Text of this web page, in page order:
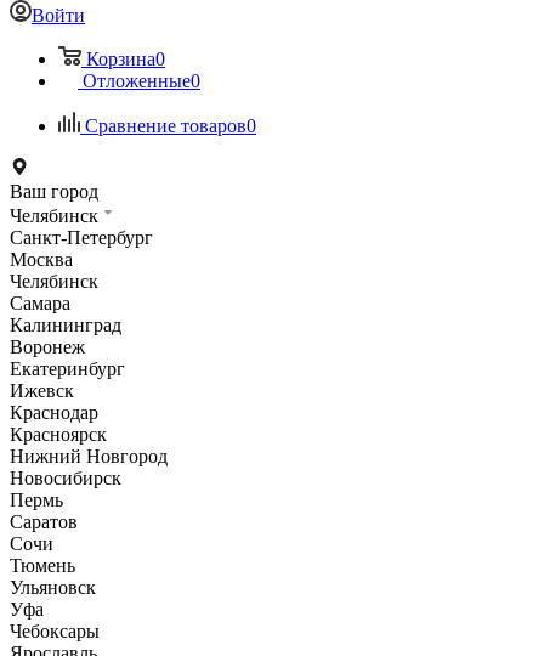
Войти
Корзина0
Отложенные0
Сравнение товаров0
Ваш город
Челябинск
Санкт-Петербург
Москва
Челябинск
Самара
Калининград
Воронеж
Екатеринбург
Ижевск
Краснодар
Красноярск
Нижний Новгород
Новосибирск
Пермь
Саратов
Сочи
Тюмень
Ульяновск
Уфа
Чебоксары